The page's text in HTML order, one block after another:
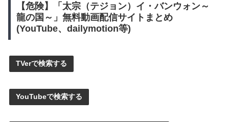
【危険】「太宗（テジョン）イ・バンウォン～
龍の国～」無料動画配信サイトまとめ
(YouTube、dailymotion等)
TVerで検索する
YouTubeで検索する